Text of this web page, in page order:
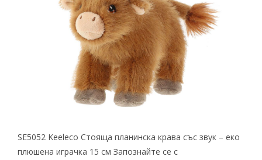
SE5052 Keeleco Стояща планинска крава със звук – еко
плюшена играчка 15 см Запознайте се с